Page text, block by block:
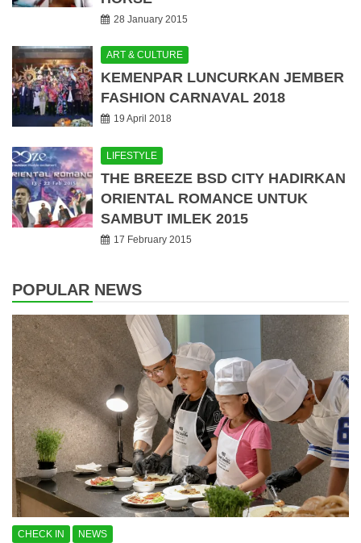
28 January 2015
ART & CULTURE
KEMENPAR LUNCURKAN JEMBER
FASHION CARNAVAL 2018
19 April 2018
LIFESTYLE
THE BREEZE BSD CITY HADIRKAN
ORIENTAL ROMANCE UNTUK
SAMBUT IMLEK 2015
17 February 2015
POPULAR NEWS
CHECK IN NEWS